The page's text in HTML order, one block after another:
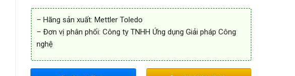
– Hãng sản xuất: Mettler Toledo
– Đơn vị phân phối: Công ty TNHH Ứng dụng Giải pháp Công
nghệ